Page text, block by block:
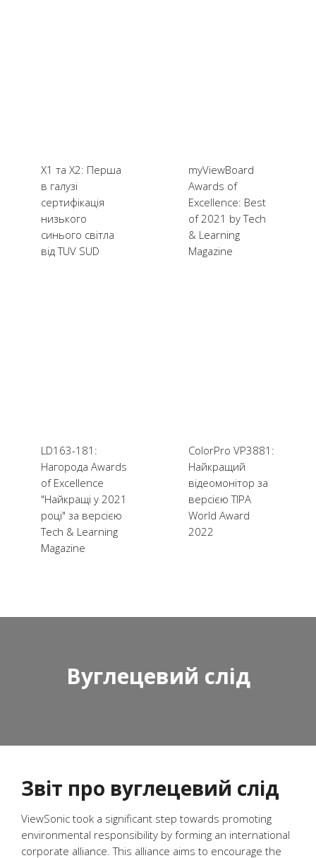
X1 та X2: Перша
в галузі
сертифікація
низького
синього світла
від TUV SUD
myViewBoard
Awards of
Excellence: Best
of 2021 by Tech
& Learning
Magazine
LD163-181:
Нагорода Awards
of Excellence
"Найкращі у 2021
році" за версією
Tech & Learning
Magazine
ColorPro VP3881:
Найкращий
відеомонітор за
версією TIPA
World Award
2022
Вуглецевий слід
Звіт про вуглецевий слід
ViewSonic took a significant step towards promoting
environmental responsibility by forming an international
corporate alliance. This alliance aims to encourage the